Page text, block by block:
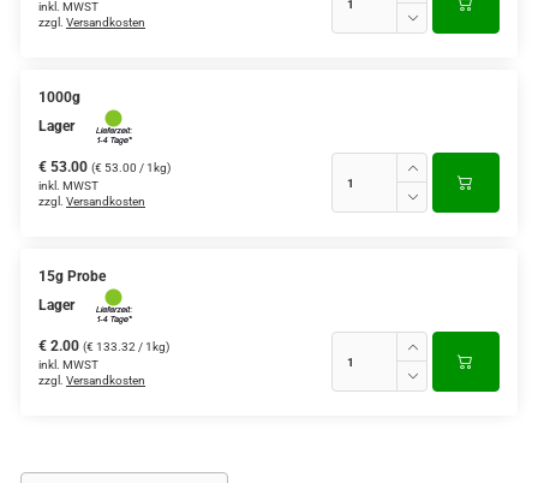
inkl. MWST
zzgl. Versandkosten
1000g
Lager
€ 53.00 (€ 53.00 / 1kg)
inkl. MWST
zzgl. Versandkosten
15g Probe
Lager
€ 2.00 (€ 133.32 / 1kg)
inkl. MWST
zzgl. Versandkosten